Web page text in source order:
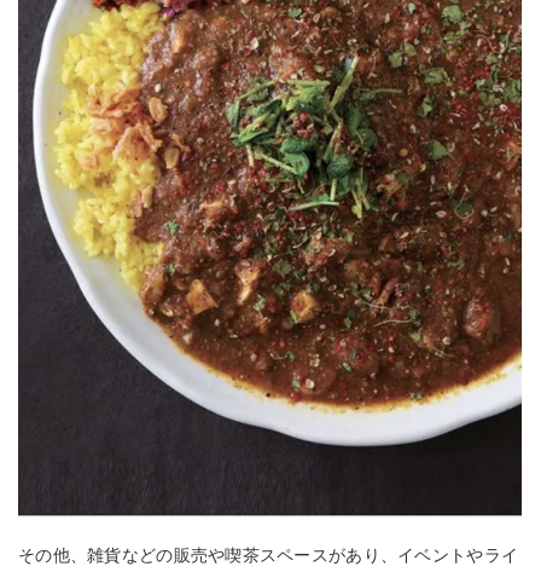
その他、雑貨などの販売や喫茶スペースがあり、イベントやライ